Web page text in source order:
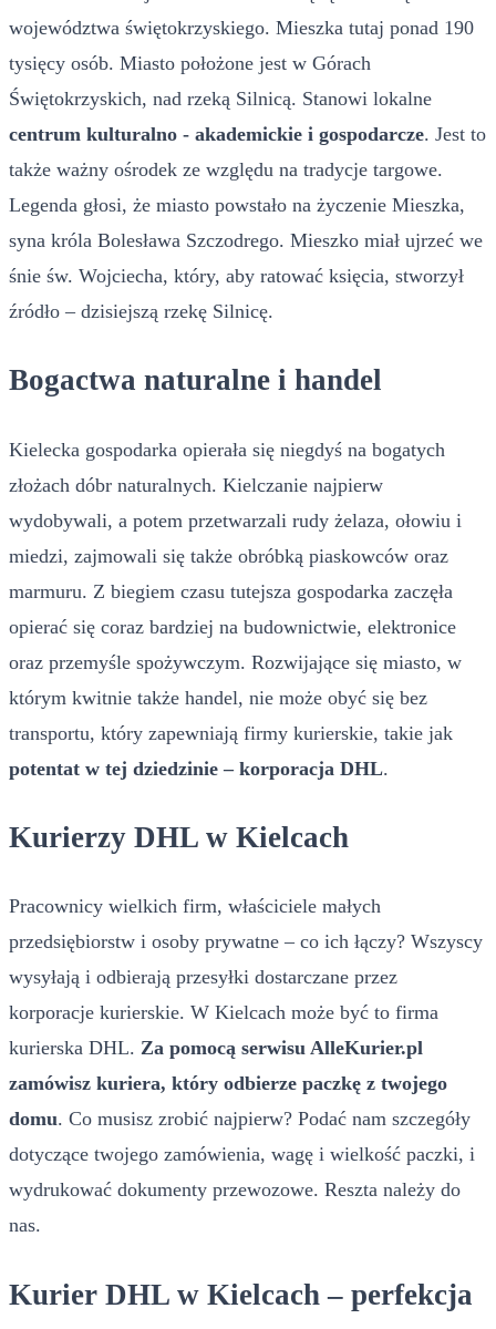
województwa świętokrzyskiego. Mieszka tutaj ponad 190
tysięcy osób. Miasto położone jest w Górach
Świętokrzyskich, nad rzeką Silnicą. Stanowi lokalne
centrum kulturalno - akademickie i gospodarcze. Jest to
także ważny ośrodek ze względu na tradycje targowe.
Legenda głosi, że miasto powstało na życzenie Mieszka,
syna króla Bolesława Szczodrego. Mieszko miał ujrzeć we
śnie św. Wojciecha, który, aby ratować księcia, stworzył
źródło – dzisiejszą rzekę Silnicę.
Bogactwa naturalne i handel
Kielecka gospodarka opierała się niegdyś na bogatych
złożach dóbr naturalnych. Kielczanie najpierw
wydobywali, a potem przetwarzali rudy żelaza, ołowiu i
miedzi, zajmowali się także obróbką piaskowców oraz
marmuru. Z biegiem czasu tutejsza gospodarka zaczęła
opierać się coraz bardziej na budownictwie, elektronice
oraz przemyśle spożywczym. Rozwijające się miasto, w
którym kwitnie także handel, nie może obyć się bez
transportu, który zapewniają firmy kurierskie, takie jak
potentat w tej dziedzinie – korporacja DHL.
Kurierzy DHL w Kielcach
Pracownicy wielkich firm, właściciele małych
przedsiębiorstw i osoby prywatne – co ich łączy? Wszyscy
wysyłają i odbierają przesyłki dostarczane przez
korporacje kurierskie. W Kielcach może być to firma
kurierska DHL. Za pomocą serwisu AlleKurier.pl
zamówisz kuriera, który odbierze paczkę z twojego
domu. Co musisz zrobić najpierw? Podać nam szczegóły
dotyczące twojego zamówienia, wagę i wielkość paczki, i
wydrukować dokumenty przewozowe. Reszta należy do
nas.
Kurier DHL w Kielcach – perfekcja